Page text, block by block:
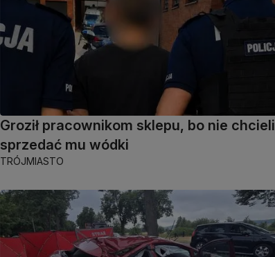
Groził pracownikom sklepu, bo nie chcieli
sprzedać mu wódki
TRÓJMIASTO